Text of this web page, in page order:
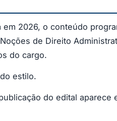
2026, o conteúdo
de Direito
do cargo.
estilo.
do edital aparece